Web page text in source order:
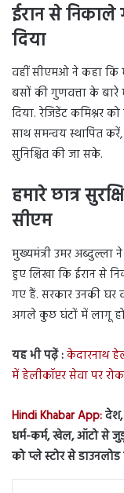
ईरान से निकाले
दिया
वहीं सीएमओ ने कहा कि
बसों की गुणवत्ता के बारे
दिया. रेजिडेंट कमिश्नर
साथ समन्वय स्थापित
सुनिश्चित की जा सके.
हमारे छात्र
सीएम
मुख्यमंत्री उमर
हुए लिखा कि ईरान से
गए हैं. सरकार उनकी घर
अगले कुछ घंटों में लागू
यह भी पढ़ें :केदारनाथ
में हेलीकॉप्टर सेवा पर रोक
Hindi Khabar App:देश,
धर्म-कर्म, खेल, ऑटो से
को प्ले स्टोर से